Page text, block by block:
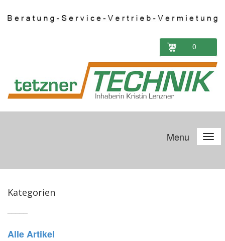
0
Menu
Kategorien
Alle Artikel